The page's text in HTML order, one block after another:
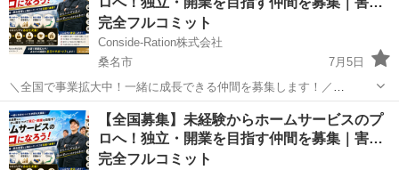
完全フルコミット
Conside-Ration株式会社
桑名市
7月5日
＼全国で事業拡大中！一緒に成長できる仲間を募集します！／
Conside-Ration株式会社では、住まいに関するホームサービス事業を
全国で展開しています。 現在、事業拡大に伴い、業務委託スタッフ・
将来独立を目指...
三重 桑名市 その他 スタッフ
【全国募集】未経験からホームサービスのプ
ロへ！独立・開業を目指す仲間を募集｜害…
完全フルコミット